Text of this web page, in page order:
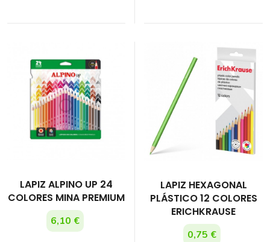
LAPIZ ALPINO UP 24
COLORES MINA PREMIUM
6,10 €
LAPIZ HEXAGONAL
PLÁSTICO 12 COLORES
ERICHKRAUSE
0,75 €